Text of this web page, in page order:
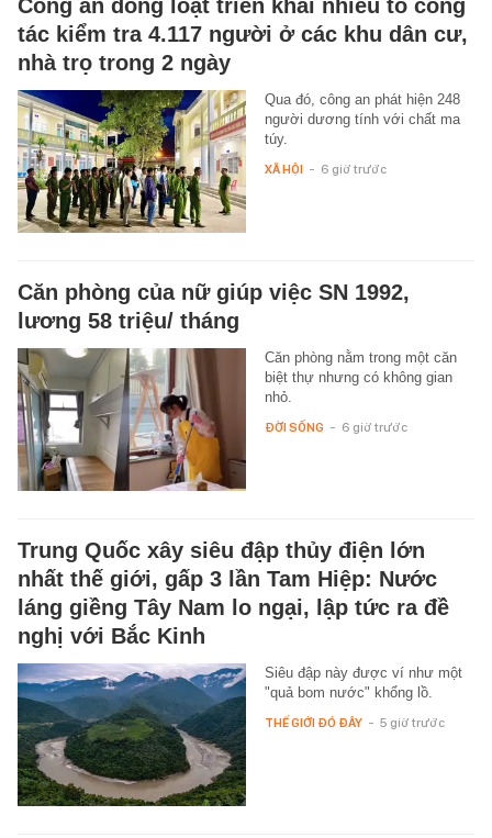
Công an đồng loạt triển khai nhiều tổ công
tác kiểm tra 4.117 người ở các khu dân cư,
nhà trọ trong 2 ngày
Qua đó, công an phát hiện 248
người dương tính với chất ma
túy.
XÃ HỘI - 6 giờ trước
Căn phòng của nữ giúp việc SN 1992,
lương 58 triệu/ tháng
Căn phòng nằm trong một căn
biệt thự nhưng có không gian
nhỏ.
ĐỜI SỐNG - 6 giờ trước
Trung Quốc xây siêu đập thủy điện lớn
nhất thế giới, gấp 3 lần Tam Hiệp: Nước
láng giềng Tây Nam lo ngại, lập tức ra đề
nghị với Bắc Kinh
Siêu đập này được ví như một
"quả bom nước" khổng lồ.
THẾ GIỚI ĐÓ ĐÂY - 5 giờ trước